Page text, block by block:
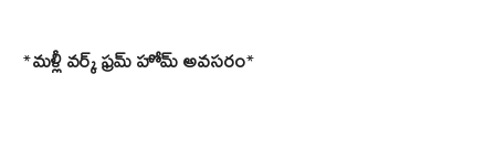
*మళ్లీ వర్క్ ఫ్రమ్ హోమ్ అవసరం*